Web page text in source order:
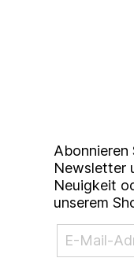
Abonnieren
Newsletter
Neuigkeit
unserem